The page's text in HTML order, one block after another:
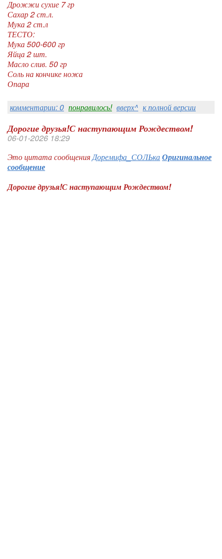
Дрожжи сухие 7 гр
Сахар 2 ст.л.
Мука 2 ст.л
ТЕСТО:
Мука 500-600 гр
Яйца 2 шт.
Масло слив. 50 гр
Соль на кончике ножа
Опара
комментарии: 0 понравилось! вверх^ к полной версии
Дорогие друзья!С наступающим Рождеством!
06-01-2026 18:29
Это цитата сообщенияДоремифа_СОЛЬкаОригинальное
сообщение
Дорогие друзья!С наступающим Рождеством!